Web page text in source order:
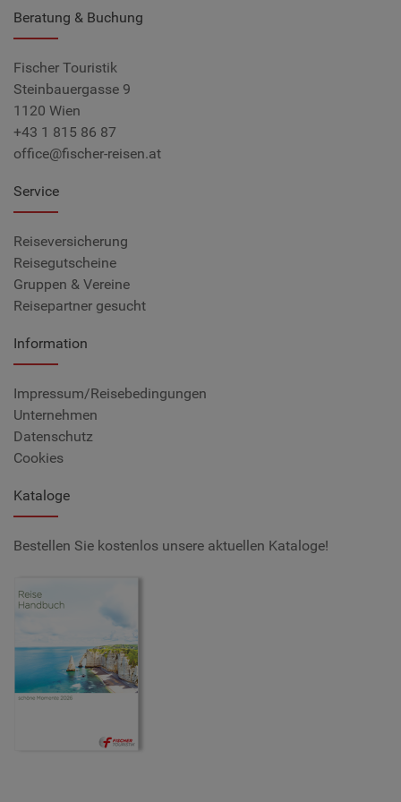
Beratung & Buchung
Fischer Touristik
Steinbauergasse 9
1120 Wien
+43 1 815 86 87
office@fischer-reisen.at
Service
Reiseversicherung
Reisegutscheine
Gruppen & Vereine
Reisepartner gesucht
Information
Impressum/Reisebedingungen
Unternehmen
Datenschutz
Cookies
Kataloge
Bestellen Sie kostenlos unsere aktuellen Kataloge!